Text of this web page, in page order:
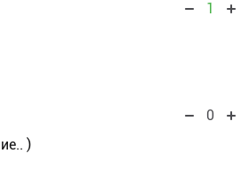
1
0
)